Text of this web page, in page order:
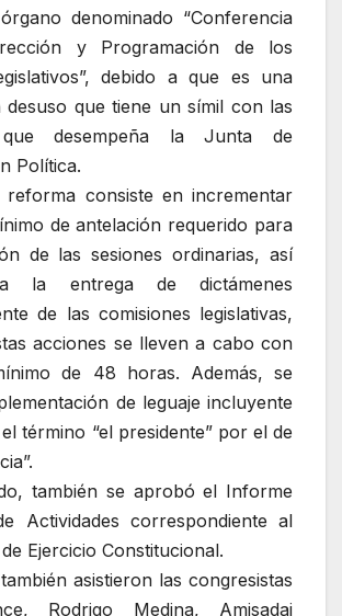
denominado “Conferencia
y Programación de los
debido a que es una
desuso que tiene un símil con las
desempeña la Junta de
Política.
reforma consiste en incrementar
de antelación requerido para
de las sesiones ordinarias, así
la entrega de dictámenes
de las comisiones legislativas,
acciones se lleven a cabo con
de 48 horas. Además, se
de leguaje incluyente
término “el presidente” por el de
también se aprobó el Informe
Actividades correspondiente al
Ejercicio Constitucional.
asistieron las congresistas
Rodrigo Medina, Amisadai